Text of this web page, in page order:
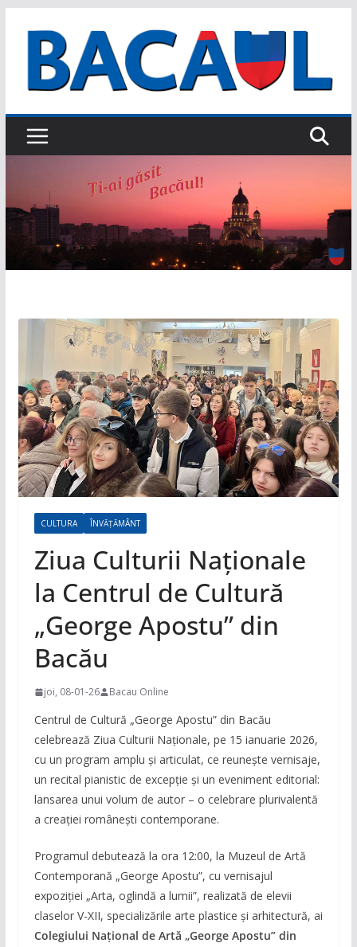
conținut
CULTURA ÎNVĂȚĂMÂNT
Ziua Culturii Naționale
la Centrul de Cultură
„George Apostu” din
Bacău
joi, 08-01-26 Bacau Online
Centrul de Cultură „George Apostu” din Bacău
celebrează Ziua Culturii Naționale, pe 15 ianuarie 2026,
cu un program amplu și articulat, ce reunește vernisaje,
un recital pianistic de excepție și un eveniment editorial:
lansarea unui volum de autor – o celebrare plurivalentă
a creației românești contemporane.
Programul debutează la ora 12:00, la Muzeul de Artă
Contemporană „George Apostu”, cu vernisajul
expoziției „Arta, oglindă a lumii”, realizată de elevii
claselor V-XII, specializările arte plastice și arhitectură, ai
Colegiului Național de Artă „George Apostu” din